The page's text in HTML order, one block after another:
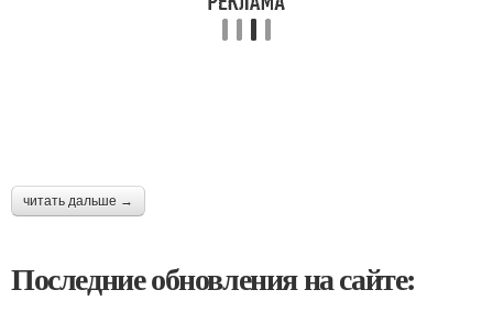
читать дальше →
Последние обновления на сайте: